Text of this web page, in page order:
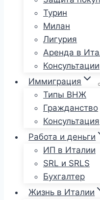
Турин
Милан
Лигурия
Аренда в
Консультации
Иммиграция
Типы ВНЖ
Гражданство
Консультация
Работа и деньги
ИП в Италии
SRL и SRLS
Бухгалтер
Жизнь в Италии